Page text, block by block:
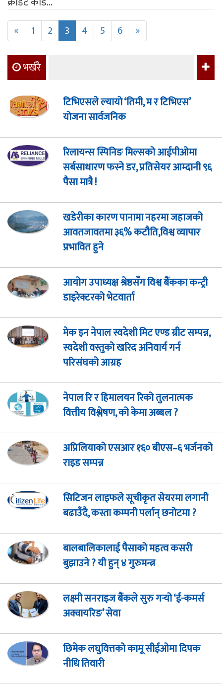
«
1 2 3 4 5 6 »
भर्खरै
टिभिएसले ल्यायो ‘तिमी, म र टिभिएस’
योजना सार्वजनिक
रिलायन्स स्पिनिङ मिल्सको आईपीओमा
सर्बसाधारण फस्ने डर, प्रतिसेयर आम्दानी ९६
पैसा मात्रै !
खडेरीका कारण पानामा नहरमा जहाजको
आवतजावतमा ३६% कटौति,विश्व व्यापार
प्रभावित हुने
आयोग उपाध्यक्ष श्रेष्ठसँग विश्व बैंकका कन्ट्री
डाइरेक्टरको भेटवार्ता
मेक इन नेपाल स्वदेशी मिट एण्ड ग्रीट सम्पन्न,
स्वदेशी वस्तुको खरिद अनिवार्य गर्न
परिसंघको आग्रह
नेपाल रि र हिमालयन रिको तुलनात्मक
वित्तीय विश्लेषण, को केमा अब्बल ?
अप्रिलियाको एसआर १६० बीएस–६ भर्जनको
राइड सम्पन्न
सिटिजन लाइफले सूचीकृत सेयरमा लगानी
बढाउँदै, कस्ता कम्पनी पर्लान् छनोटमा ?
बालबालिकालाई पैसाको महत्व कसरी
बुझाउने ? यी हुन् ४ गुरुमन्त्र
लक्ष्मी सनराइज बैंकले सुरु गर्‍यो ‘ई-कमर्स
अक्वायरिङ’ सेवा
छिमेक लघुवित्तको कामू सीईओमा दिपक
नीधि तिवारी